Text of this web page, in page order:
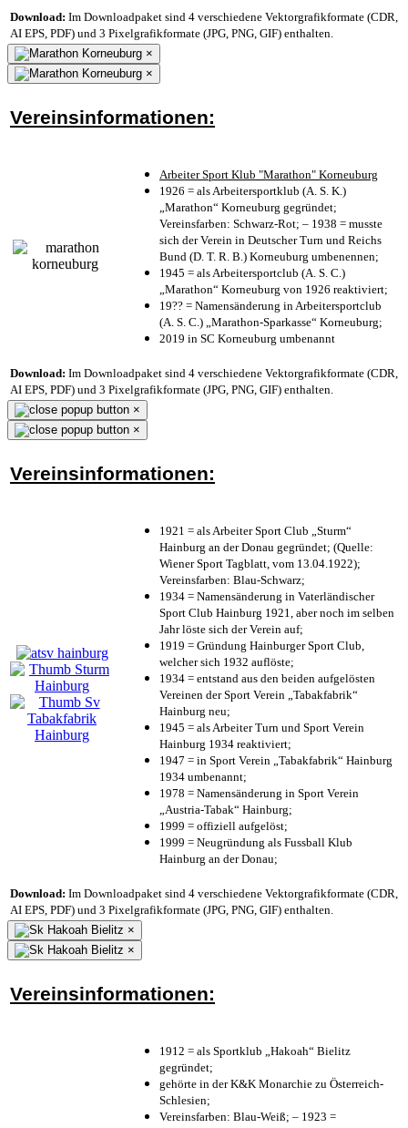
Download: Im Downloadpaket sind 4 verschiedene Vektorgrafikformate (CDR,
AI EPS, PDF) und 3 Pixelgrafikformate (JPG, PNG, GIF) enthalten.
×
×
Vereinsinformationen:
Arbeiter Sport Klub "Marathon" Korneuburg
1926 = als Arbeitersportklub (A. S. K.)
„Marathon“ Korneuburg gegründet;
Vereinsfarben: Schwarz-Rot; – 1938 = musste
sich der Verein in Deutscher Turn und Reichs
Bund (D. T. R. B.) Korneuburg umbenennen;
1945 = als Arbeitersportclub (A. S. C.)
„Marathon“ Korneuburg von 1926 reaktiviert;
19?? = Namensänderung in Arbeitersportclub
(A. S. C.) „Marathon-Sparkasse“ Korneuburg;
2019 in SC Korneuburg umbenannt
Download: Im Downloadpaket sind 4 verschiedene Vektorgrafikformate (CDR,
AI EPS, PDF) und 3 Pixelgrafikformate (JPG, PNG, GIF) enthalten.
×
×
Vereinsinformationen:
1921 = als Arbeiter Sport Club „Sturm“
Hainburg an der Donau gegründet; (Quelle:
Wiener Sport Tagblatt, vom 13.04.1922);
Vereinsfarben: Blau-Schwarz;
1934 = Namensänderung in Vaterländischer
Sport Club Hainburg 1921, aber noch im selben
Jahr löste sich der Verein auf;
1919 = Gründung Hainburger Sport Club,
welcher sich 1932 auflöste;
1934 = entstand aus den beiden aufgelösten
Vereinen der Sport Verein „Tabakfabrik“
Hainburg neu;
1945 = als Arbeiter Turn und Sport Verein
Hainburg 1934 reaktiviert;
1947 = in Sport Verein „Tabakfabrik“ Hainburg
1934 umbenannt;
1978 = Namensänderung in Sport Verein
„Austria-Tabak“ Hainburg;
1999 = offiziell aufgelöst;
1999 = Neugründung als Fussball Klub
Hainburg an der Donau;
Download: Im Downloadpaket sind 4 verschiedene Vektorgrafikformate (CDR,
AI EPS, PDF) und 3 Pixelgrafikformate (JPG, PNG, GIF) enthalten.
×
×
Vereinsinformationen:
1912 = als Sportklub „Hakoah“ Bielitz
gegründet;
gehörte in der K&K Monarchie zu Österreich-
Schlesien;
Vereinsfarben: Blau-Weiß; – 1923 =